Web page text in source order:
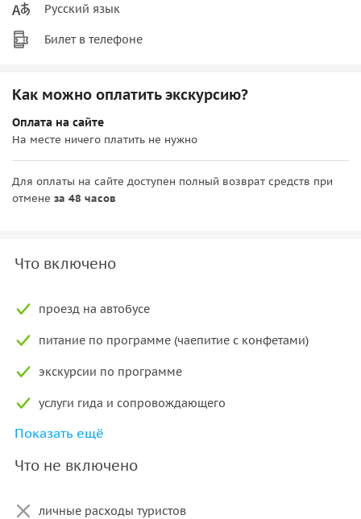
Русский язык
Билет в телефоне
Как можно оплатить экскурсию?
Оплата на сайте
На месте ничего платить не нужно
Для оплаты на сайте доступен полный возврат средств при
отмене за 48 часов
Что включено
проезд на автобусе
питание по программе (чаепитие с конфетами)
экскурсии по программе
услуги гида и сопровождающего
страхование от несчастных случаев
Показать ещё
Что не включено
личные расходы туристов